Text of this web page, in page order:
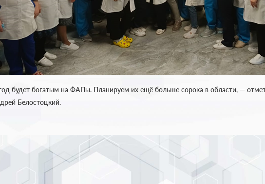
будет богатым на ФАПы. Планируем их ещё больше сорока в области, —
Белостоцкий.